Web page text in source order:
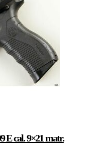
E cal. 9×21 matr.